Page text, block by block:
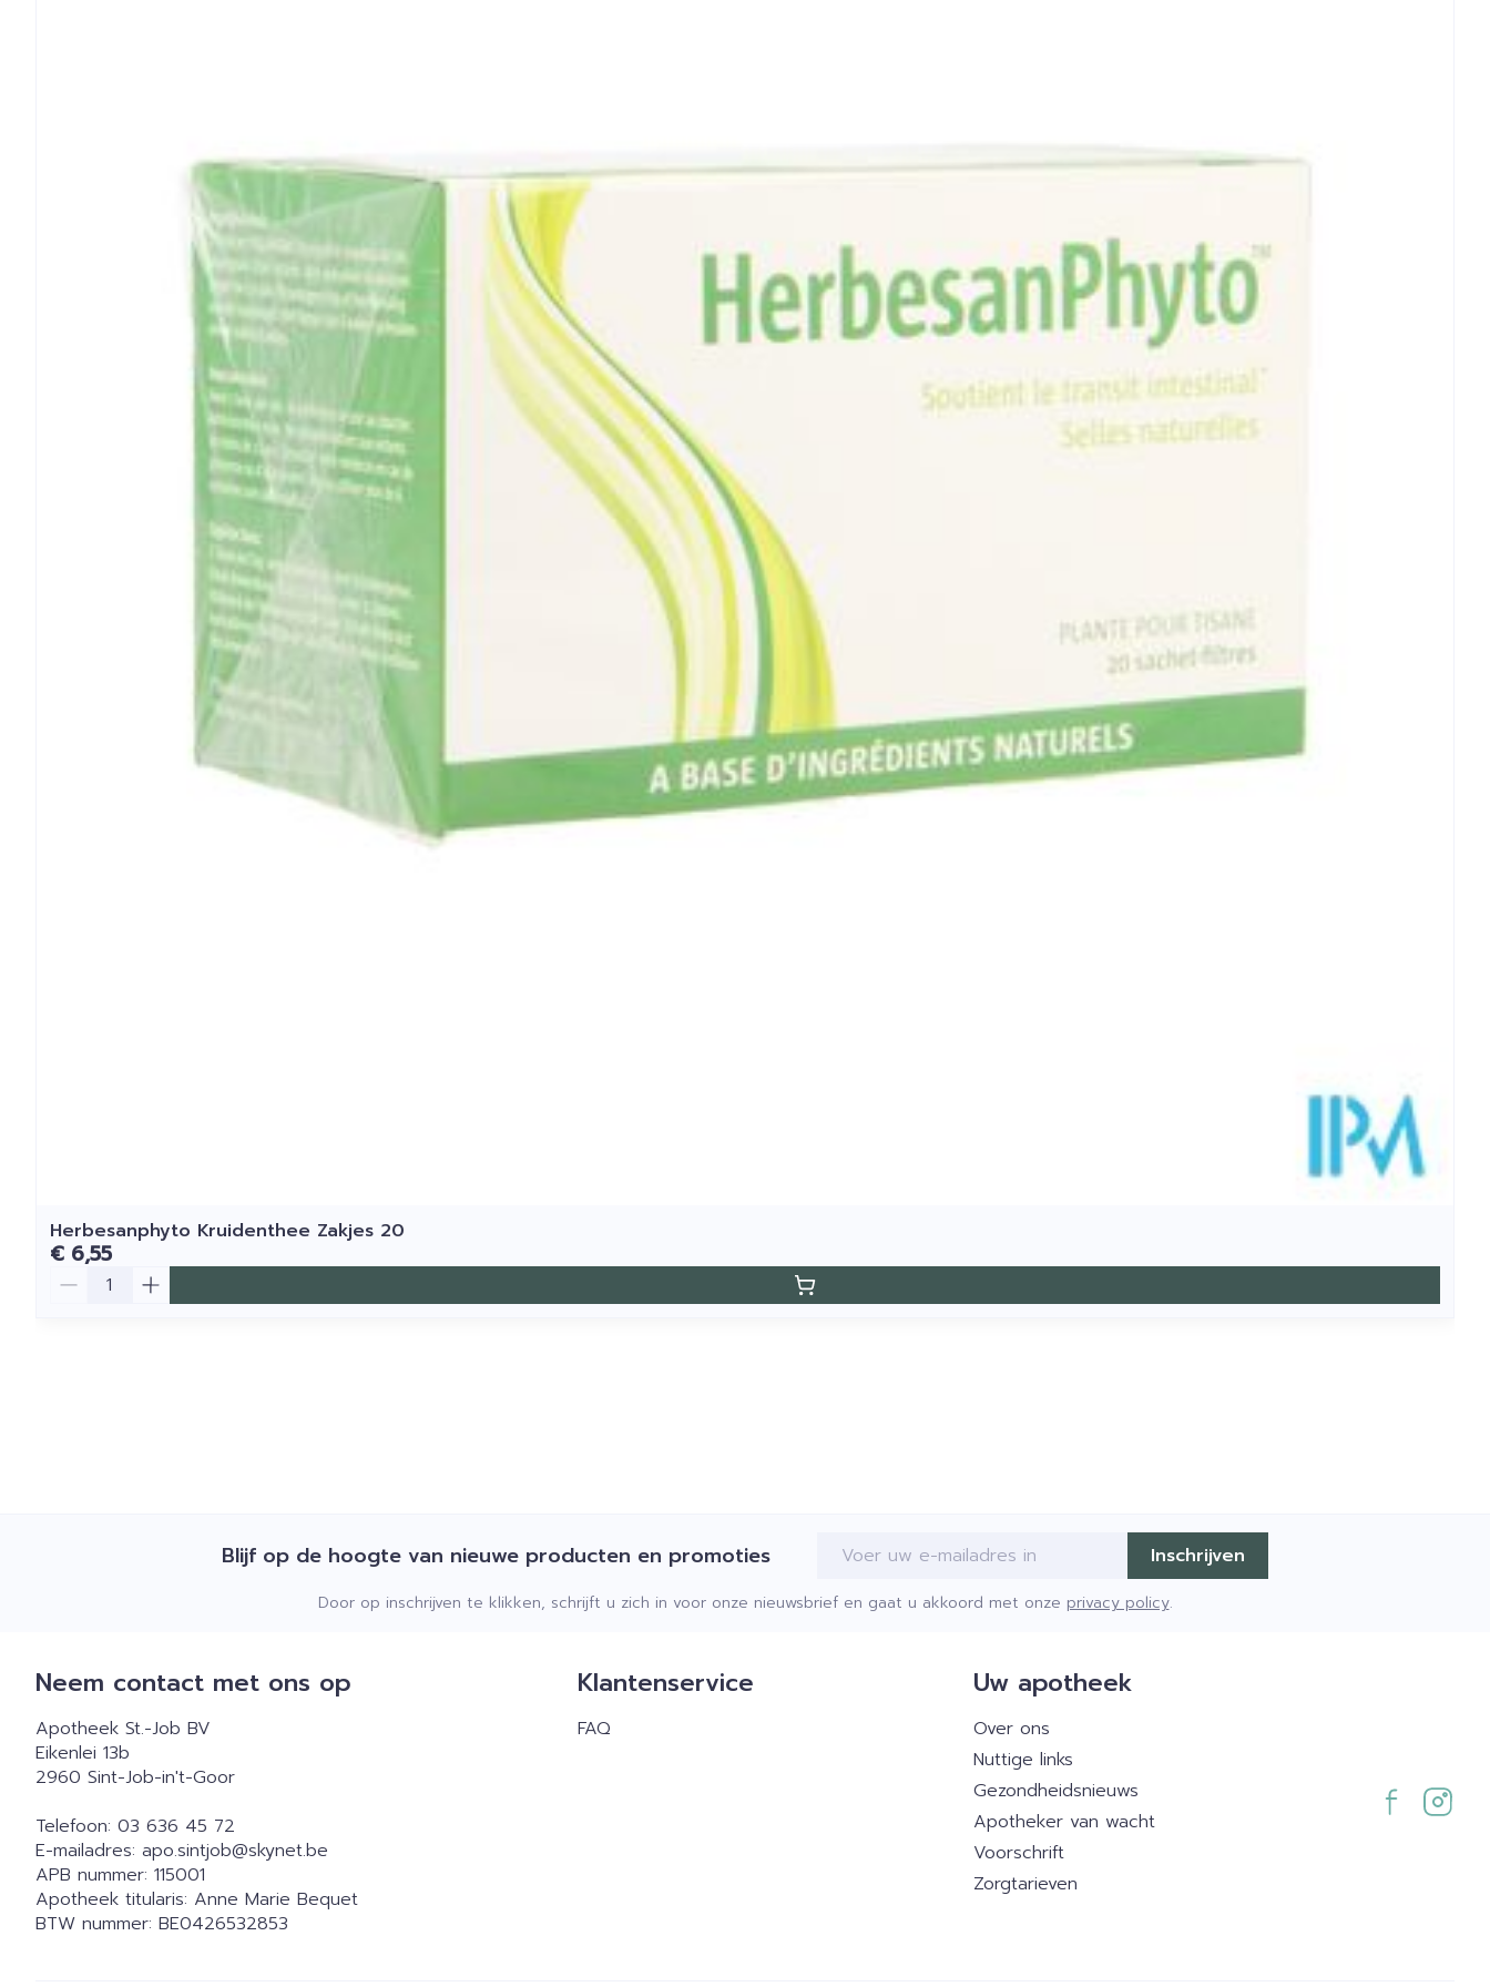
Herbesanphyto Kruidenthee Zakjes 20
€ 6,55
Blijf op de hoogte van nieuwe producten en promoties E-mail adres Inschrijven
Door op inschrijven te klikken, schrijft u zich in voor onze nieuwsbrief en gaat u akkoord met onze privacy policy.
Neem contact met ons op
Apotheek St.-Job BV
Eikenlei 13b
2960 Sint-Job-in't-Goor
Telefoon: 03 636 45 72
E-mailadres: apo.sintjob@skynet.be
APB nummer: 115001
Apotheek titularis: Anne Marie Bequet
BTW nummer: BE0426532853
Klantenservice
FAQ
Uw apotheek
Over ons
Nuttige links
Gezondheidsnieuws
Apotheker van wacht
Voorschrift
Zorgtarieven